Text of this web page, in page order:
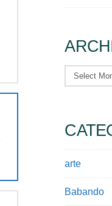
Archives
arte
Babando